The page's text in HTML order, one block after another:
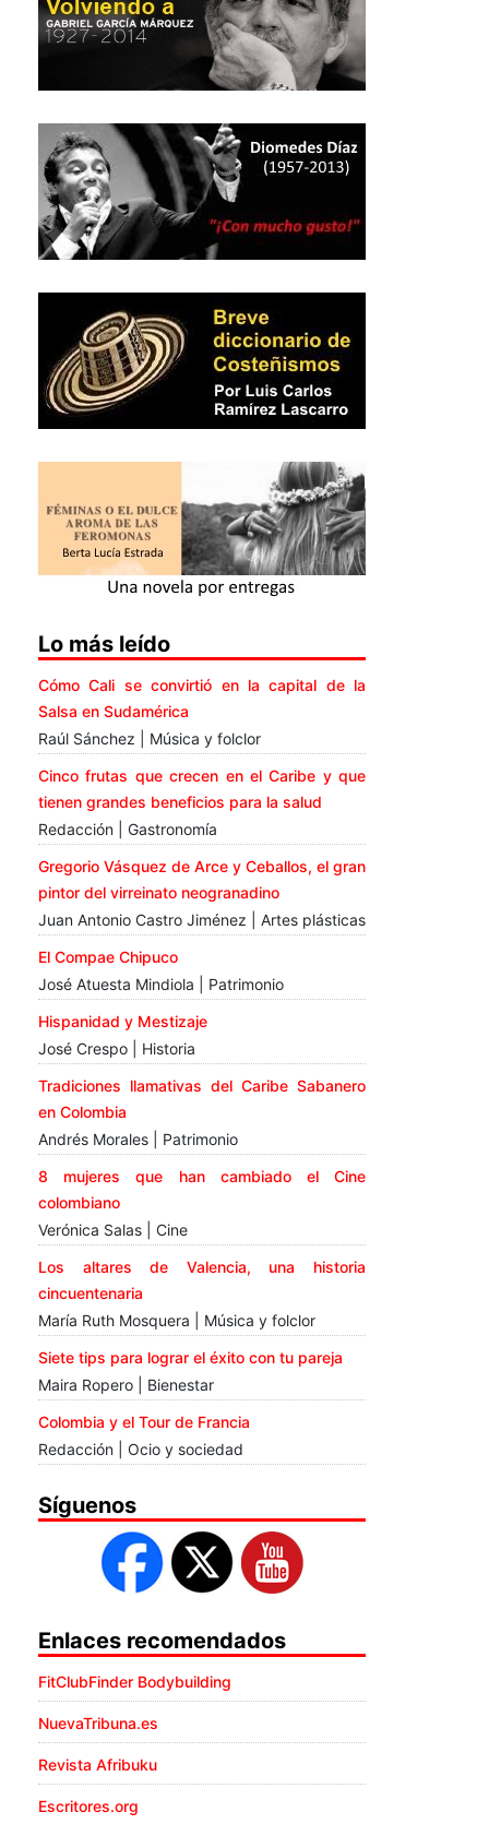
Lo más leído
Cómo Cali se convirtió en la capital de la
Salsa en Sudamérica
Raúl Sánchez | Música y folclor
Cinco frutas que crecen en el Caribe y que
tienen grandes beneficios para la salud
Redacción | Gastronomía
Gregorio Vásquez de Arce y Ceballos, el gran
pintor del virreinato neogranadino
Juan Antonio Castro Jiménez | Artes plásticas
El Compae Chipuco
José Atuesta Mindiola | Patrimonio
Hispanidad y Mestizaje
José Crespo | Historia
Tradiciones llamativas del Caribe Sabanero
en Colombia
Andrés Morales | Patrimonio
8 mujeres que han cambiado el Cine
colombiano
Verónica Salas | Cine
Los altares de Valencia, una historia
cincuentenaria
María Ruth Mosquera | Música y folclor
Siete tips para lograr el éxito con tu pareja
Maira Ropero | Bienestar
Colombia y el Tour de Francia
Redacción | Ocio y sociedad
Síguenos
Enlaces recomendados
FitClubFinder Bodybuilding
NuevaTribuna.es
Revista Afribuku
Escritores.org